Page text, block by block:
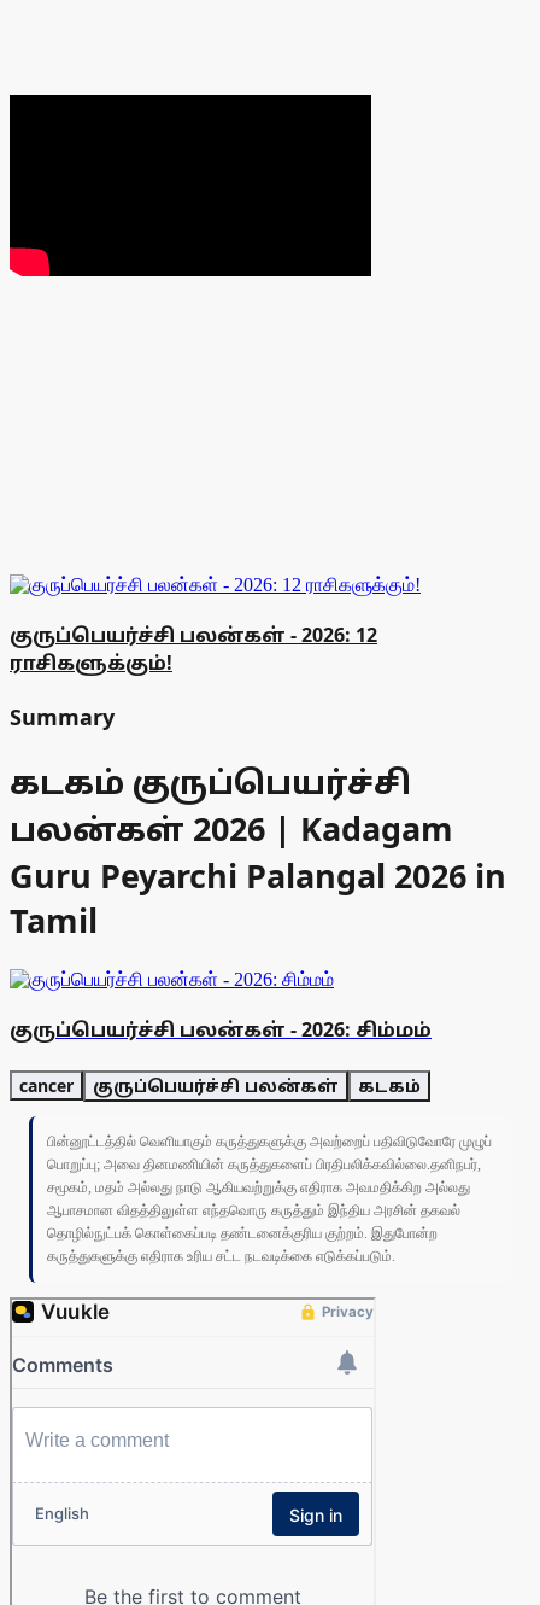
குருப்பெயர்ச்சி பலன்கள் - 2026: 12
ராசிகளுக்கும்!
Summary
கடகம் குருப்பெயர்ச்சி
பலன்கள் 2026 | Kadagam
Guru Peyarchi Palangal 2026 in
Tamil
குருப்பெயர்ச்சி பலன்கள் - 2026: சிம்மம்
cancer குருப்பெயர்ச்சி பலன்கள் கடகம்
பின்னூட்டத்தில் வெளியாகும் கருத்துகளுக்கு அவற்றைப் பதிவிடுவோரே முழுப்
பொறுப்பு; அவை தினமணியின் கருத்துகளைப் பிரதிபலிக்கவில்லை.தனிநபர்,
சமூகம், மதம் அல்லது நாடு ஆகியவற்றுக்கு எதிராக அவமதிக்கிற அல்லது
ஆபாசமான விதத்திலுள்ள எந்தவொரு கருத்தும் இந்திய அரசின் தகவல்
தொழில்நுட்பக் கொள்கைப்படி தண்டனைக்குரிய குற்றம். இதுபோன்ற
கருத்துகளுக்கு எதிராக உரிய சட்ட நடவடிக்கை எடுக்கப்படும்.